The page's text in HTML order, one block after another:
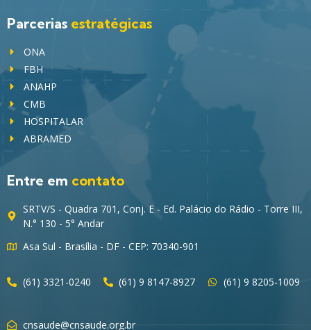
Parcerias estratégicas
ONA
FBH
ANAHP
CMB
HOSPITALAR
ABRAMED
Entre em contato
SRTV/S - Quadra 701, Conj. E - Ed. Palácio do Rádio - Torre III,
N.° 130 - 5° Andar
Asa Sul - Brasília - DF - CEP: 70340-901
(61) 3321-0240 (61) 9 8147-8927 (61) 9 8205-1009
cnsaude@cnsaude.org.br